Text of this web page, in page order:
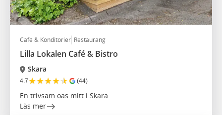
Café & Konditorier Restaurang
Lilla Lokalen Café & Bistro
Skara
4.7★★★★★ (44)
En trivsam oas mitt i Skara
Läs mer